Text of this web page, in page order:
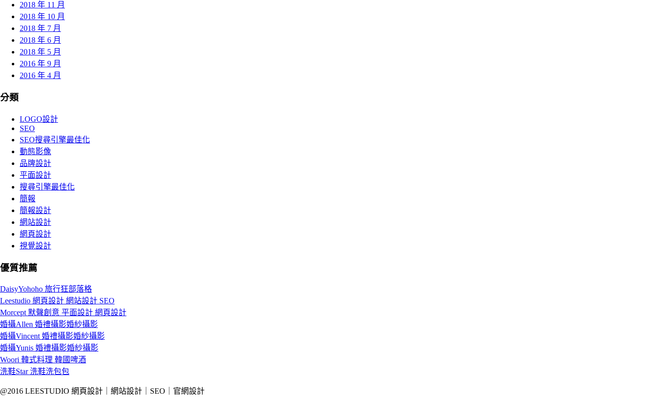
2018 年 11 月
2018 年 10 月
2018 年 7 月
2018 年 6 月
2018 年 5 月
2016 年 9 月
2016 年 4 月
分類
LOGO設計
SEO
SEO搜尋引擎最佳化
動態影像
品牌設計
平面設計
搜尋引擎最佳化
簡報
簡報設計
網站設計
網頁設計
視覺設計
優質推薦
DaisyYohoho 旅行狂部落格
Leestudio 網頁設計 網站設計 SEO
Morcept 默聲創意 平面設計 網頁設計
婚攝Allen 婚禮攝影婚紗攝影
婚攝Vincent 婚禮攝影婚紗攝影
婚攝Yunis 婚禮攝影婚紗攝影
Woori 韓式料理 韓國啤酒
洗鞋Star 洗鞋洗包包
@2016 LEESTUDIO 網頁設計｜網站設計｜SEO｜官網設計